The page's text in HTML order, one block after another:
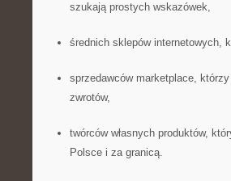
szukają prostych wskazówek,
średnich sklepów internetowych,
sprzedawców marketplace,
zwrotów,
twórców własnych produktów,
Polsce i za granicą.